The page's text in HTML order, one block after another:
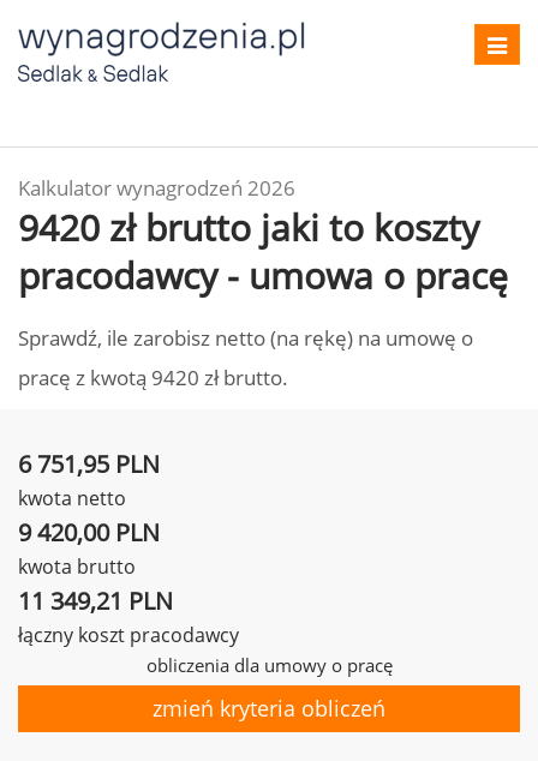
Kalkulator wynagrodzeń 2026
9420 zł brutto jaki to koszty
pracodawcy - umowa o pracę
Sprawdź, ile zarobisz netto (na rękę) na umowę o
pracę z kwotą 9420 zł brutto.
6 751,95 PLN
kwota netto
9 420,00 PLN
kwota brutto
11 349,21 PLN
łączny koszt pracodawcy
obliczenia dla umowy o pracę
zmień kryteria obliczeń